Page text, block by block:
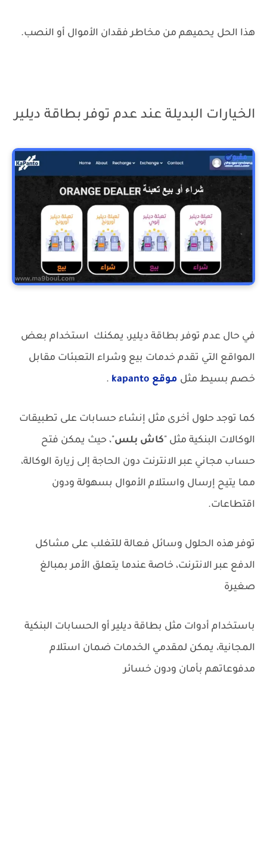
هذا الحل يحميهم من مخاطر فقدان الأموال أو النصب.
الخيارات البديلة عند عدم توفر بطاقة ديلير
في حال عدم توفر بطاقة ديلير، يمكنك استخدام بعض
المواقع التي تقدم خدمات بيع وشراء التعبئات مقابل
خصم بسيط مثل موقع kapanto .
كما توجد حلول أخرى مثل إنشاء حسابات على تطبيقات
الوكالات البنكية مثل "كاش بلس"، حيث يمكن فتح
حساب مجاني عبر الانترنت دون الحاجة إلى زيارة الوكالة،
مما يتيح إرسال واستلام الأموال بسهولة ودون
اقتطاعات.
توفر هذه الحلول وسائل فعالة للتغلب على مشاكل
الدفع عبر الانترنت، خاصة عندما يتعلق الأمر بمبالغ
صغيرة
باستخدام أدوات مثل بطاقة ديلير أو الحسابات البنكية
المجانية، يمكن لمقدمي الخدمات ضمان استلام
مدفوعاتهم بأمان ودون خسائر